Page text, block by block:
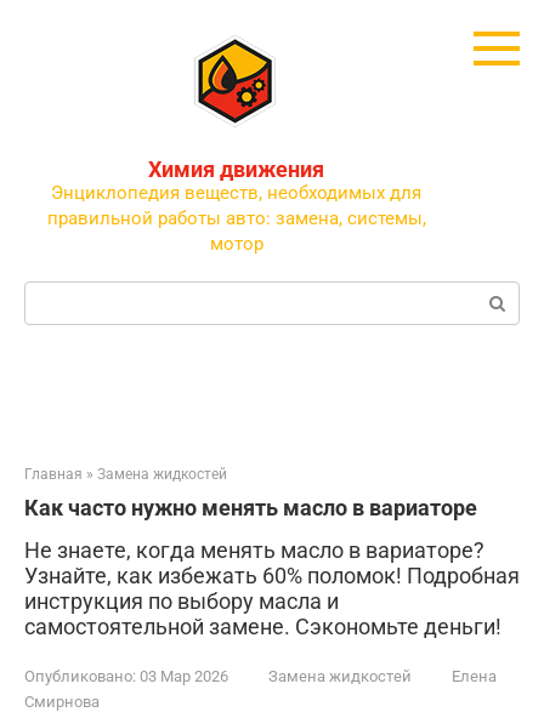
Химия движения
Энциклопедия веществ, необходимых для
правильной работы авто: замена, системы,
мотор
Поиск:
Главная » Замена жидкостей
Как часто нужно менять масло в вариаторе
Не знаете, когда менять масло в вариаторе?
Узнайте, как избежать 60% поломок! Подробная
инструкция по выбору масла и
самостоятельной замене. Сэкономьте деньги!
Опубликовано: 03 Мар 2026 Замена жидкостей
Елена
Смирнова